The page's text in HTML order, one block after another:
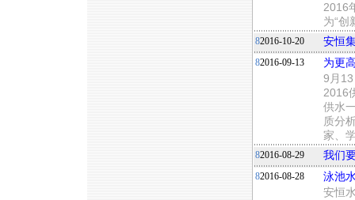
2016
为“创
82016-10-20 安恒
82016-09-13
为更
9月
2016
供水
质分
家、
82016-08-29 我们
82016-08-28
泳池
安恒